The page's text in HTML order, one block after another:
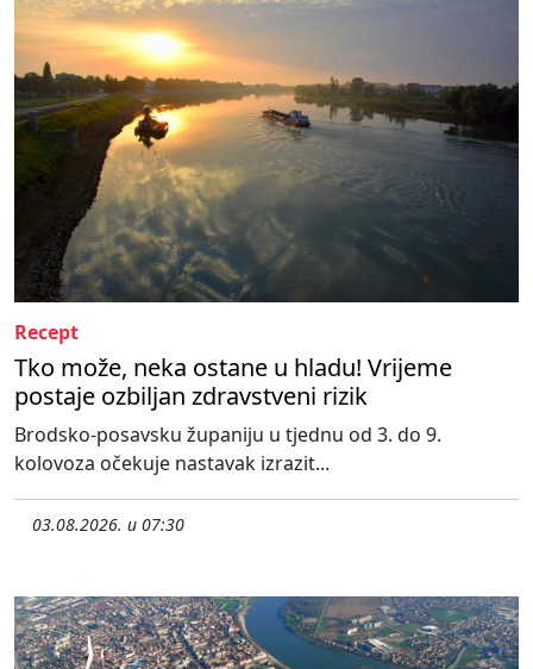
Recept
Tko može, neka ostane u hladu! Vrijeme
postaje ozbiljan zdravstveni rizik
Brodsko-posavsku županiju u tjednu od 3. do 9.
kolovoza očekuje nastavak izrazit...
03.08.2026. u 07:30